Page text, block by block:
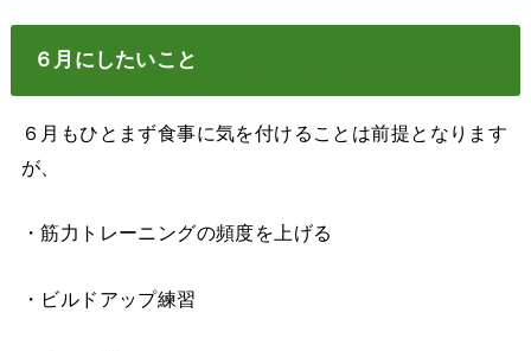
６月にしたいこと
６月もひとまず食事に気を付けることは前提となります
が、
・筋力トレーニングの頻度を上げる
・ビルドアップ練習